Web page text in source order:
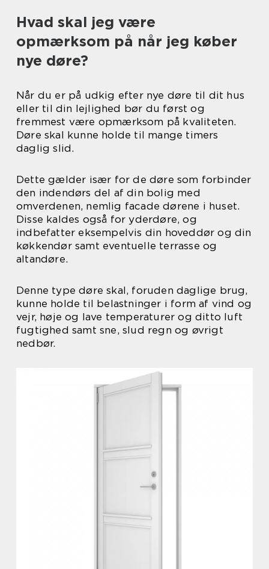
Hvad skal jeg være
opmærksom på når jeg køber
nye døre?
Når du er på udkig efter nye døre til dit hus
eller til din lejlighed bør du først og
fremmest være opmærksom på kvaliteten.
Døre skal kunne holde til mange timers
daglig slid.
Dette gælder især for de døre som forbinder
den indendørs del af din bolig med
omverdenen, nemlig facade dørene i huset.
Disse kaldes også for yderdøre, og
indbefatter eksempelvis din hoveddør og din
køkkendør samt eventuelle terrasse og
altandøre.
Denne type døre skal, foruden daglige brug,
kunne holde til belastninger i form af vind og
vejr, høje og lave temperaturer og ditto luft
fugtighed samt sne, slud regn og øvrigt
nedbør.